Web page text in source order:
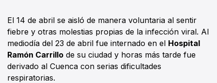
El 14 de abril se aisló de manera voluntaria al sentir
fiebre y otras molestias propias de la infección viral. Al
mediodía del 23 de abril fue internado en el Hospital
Ramón Carrillo de su ciudad y horas más tarde fue
derivado al Cuenca con serias dificultades
respiratorias.